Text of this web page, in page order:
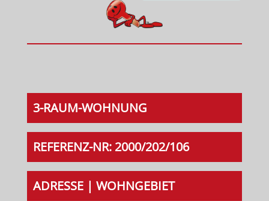
3-RAUM-WOHNUNG
REFERENZ-NR: 2000/202/106
ADRESSE | WOHNGEBIET